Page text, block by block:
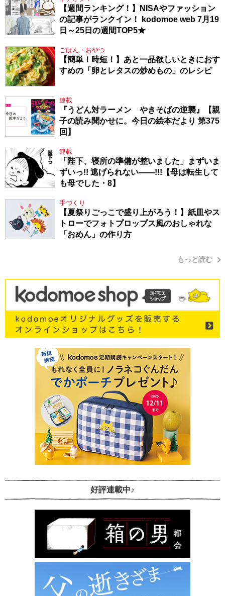
【週間ランキング！】NISAやファッション
の記事がランクイン！ kodomoe web 7月19
日～25日の週間TOP5★
ごはん・おやつ
【簡単！時短！】あと一品欲しいときにおす
すめの「卵とレタスの炒めもの」のレシピ
連載
『うどん対ラーメン やきそばの逆襲』【親
子の読み聞かせに。今日の絵本だより 第375
回】
連載
「陛下、寝所の準備が整いました」まずいま
ずいっ!! 逃げられない――!!!【母は転生して
も母でした・8】
手づくり
【夏祭りごっこで盛り上がろう！】紙皿やス
トローでフォトプロップス風のおしゃれな
「おめん」の作り方
もっと読む
好評連載中♪